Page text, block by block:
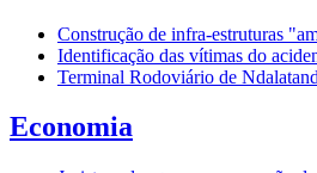
Construção de infra-estruturas
Identificação das vítimas do
Terminal Rodoviário de
Economia